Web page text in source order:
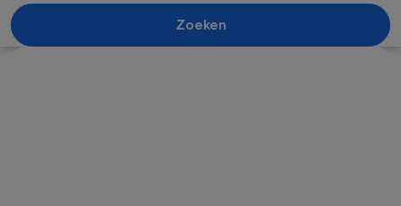
Een koppel zit op een gele
Zoeken